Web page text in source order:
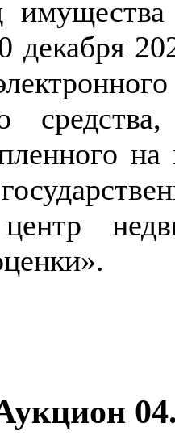
декабря
на